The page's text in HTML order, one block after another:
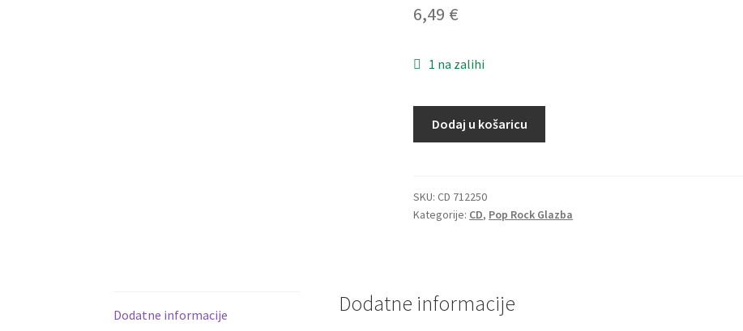
6,49 €
1 na zalihi
Novković
Sam
Uvijek
Dodaj u košaricu
SKU:CD 712250
Kategorije: CD, Pop Rock Glazba
Dodatne informacije Dodatne informacije